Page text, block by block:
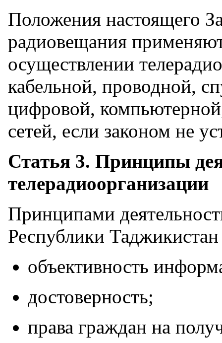
Положения настоящего
радиовещания
осуществлении
кабельной, проводной,
цифровой,
сетей, если законом не
Статья 3. Принципы
телерадиоорганизации
Принципами
Республики
объективность
достоверность;
права граждан на